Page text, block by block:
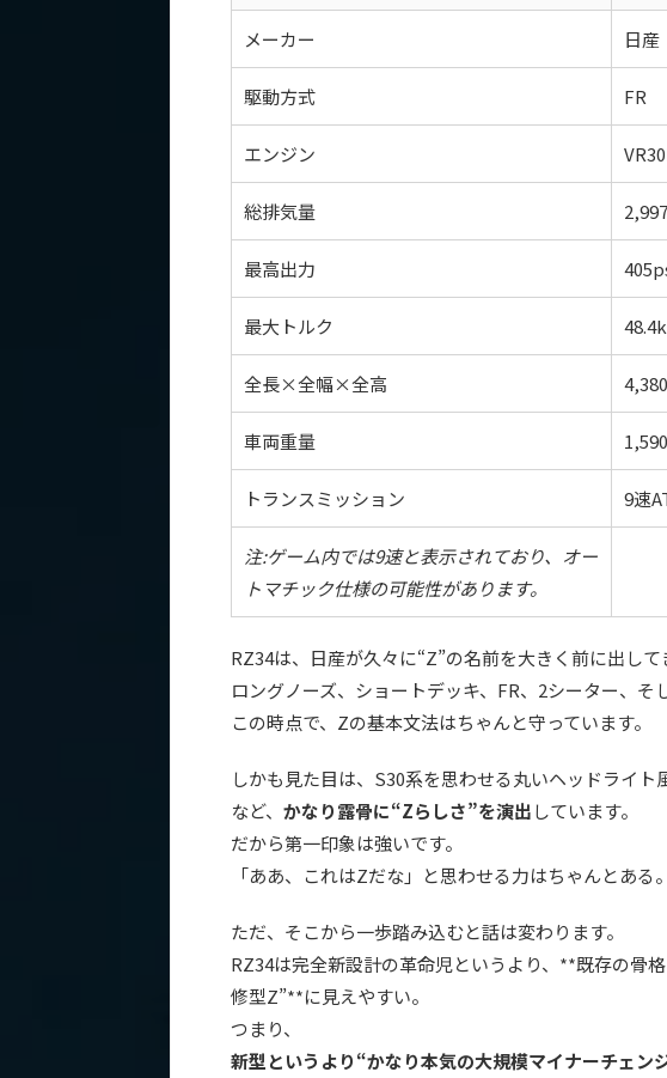
メーカー 日産
駆動方式 FR
エンジン
総排気量
最高出力
最大トルク
全長×全幅×全高
車両重量
トランスミッション 9速
注:ゲーム内では9速と表示されており、オー
トマチック仕様の可能性があります。
RZ34は、日産が久々に“Z”の名前を大きく前に出して
ロングノーズ、ショートデッキ、FR、2シーター、そ
この時点で、Zの基本文法はちゃんと守っています。
しかも見た目は、S30系を思わせる丸いヘッドライ
など、 かなり露骨に“Zらしさ”を演出しています。
だから第一印象は強いです。
「ああ、これはZだな」と思わせる力はちゃんとある。
ただ、そこから一歩踏み込むと話は変わります。
RZ34は完全新設計の革命児というより、**既存の骨
修型Z”**に見えやすい。
つまり、
新型というより“かなり本気の大規模マイナーチェン